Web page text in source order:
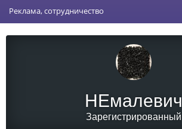
Реклама, сотрудничество
НЕмалевич
Зарегистрированный